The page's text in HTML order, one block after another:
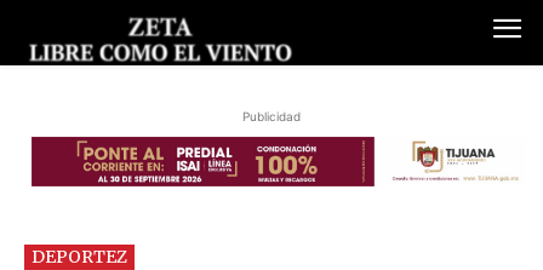
Publicidad
DEPORTEZ